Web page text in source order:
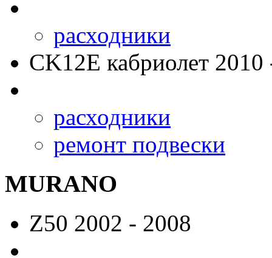
расходники
CK12E кабриолет 2010
расходники
ремонт подвески
MURANO
Z50 2002 - 2008